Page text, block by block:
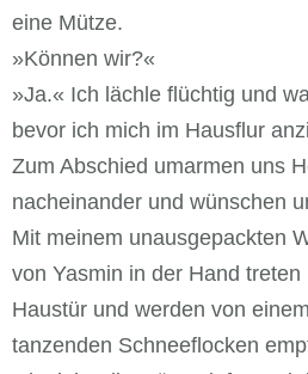
eine Mütze.
»Können wir?«
»Ja.« Ich lächle flüchtig und
bevor ich mich im Hausflur
Zum Abschied umarmen uns
nacheinander und wünschen
Mit meinem unausgepackten
von Yasmin in der Hand
Haustür und werden von
tanzenden Schneeflocken